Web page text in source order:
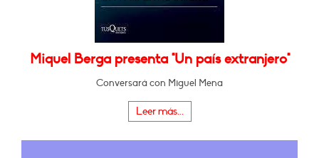
Miquel Berga presenta "Un país extranjero"
Conversará con Miguel Mena
Leer más...